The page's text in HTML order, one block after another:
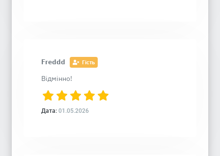
Freddd Гість
Відмінно!
Дата: 01.05.2026